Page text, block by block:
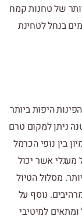
של טחנות קמח
בנחל לטחינת
היפות ביותר
ניתן למקום טרם
בין נופי הכרמל
מעגלי אשר יכול
מסלול הטיול
נוסף על
למיטיבי